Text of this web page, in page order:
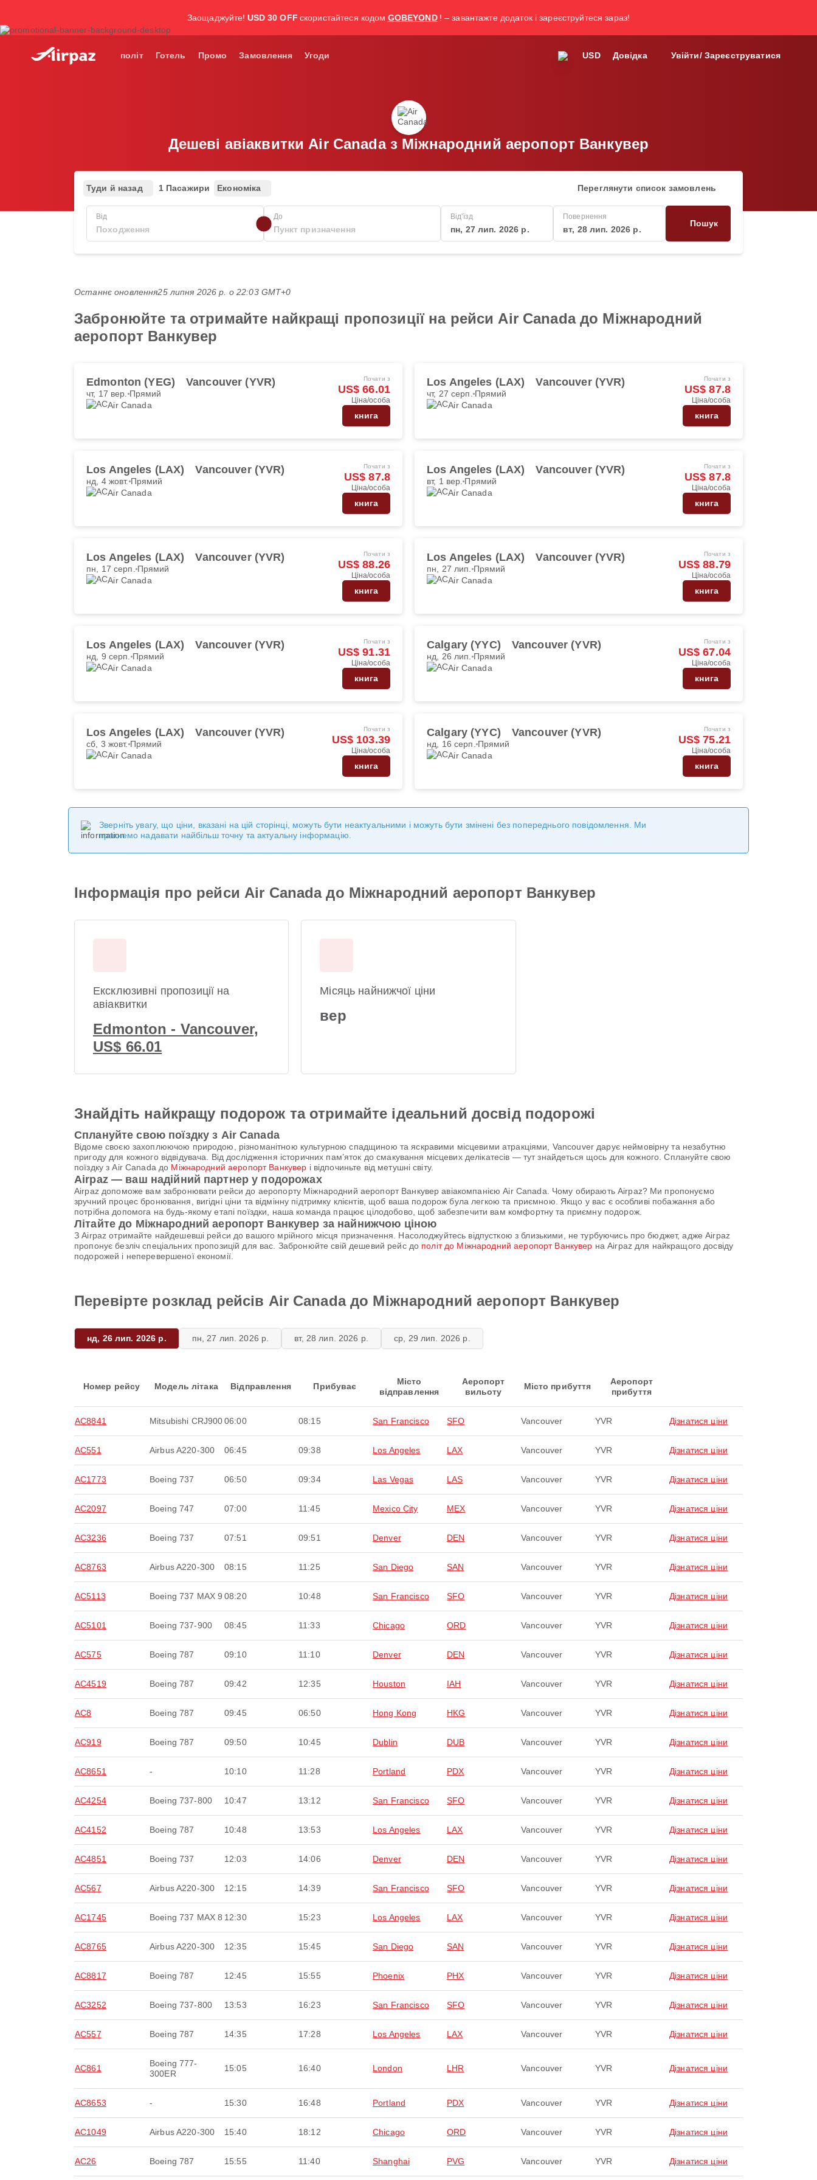
Заощаджуйте! USD 30 OFF скористайтеся кодом GOBEYOND ! – завантажте додаток і зареєструйтеся зараз!
політ Готель Промо Замовлення Угоди USD Довідка Увійти/ Зареєструватися
Дешеві авіаквитки Air Canada з Міжнародний аеропорт Ванкувер
Туди й назад 1 Пасажири Економіка Переглянути список замовлень
Від До Від'їзд
пн, 27 лип. 2026 р.
Повернення
вт, 28 лип. 2026 р.
Пошук
Останнє оновлення25 липня 2026 р. о 22:03 GMT+0
Забронюйте та отримайте найкращі пропозиції на рейси Air Canada до Міжнародний
аеропорт Ванкувер
Edmonton (YEG) Vancouver (YVR)
чт, 17 вер. Прямий
Air Canada
Почати з
US$ 66.01
Ціна/особа
книга
Los Angeles (LAX) Vancouver (YVR)
чт, 27 серп. Прямий
Air Canada
Почати з
US$ 87.8
Ціна/особа
книга
Los Angeles (LAX) Vancouver (YVR)
нд, 4 жовт. Прямий
Air Canada
Почати з
US$ 87.8
Ціна/особа
книга
Los Angeles (LAX) Vancouver (YVR)
вт, 1 вер. Прямий
Air Canada
Почати з
US$ 87.8
Ціна/особа
книга
Los Angeles (LAX) Vancouver (YVR)
пн, 17 серп. Прямий
Air Canada
Почати з
US$ 88.26
Ціна/особа
книга
Los Angeles (LAX) Vancouver (YVR)
пн, 27 лип. Прямий
Air Canada
Почати з
US$ 88.79
Ціна/особа
книга
Los Angeles (LAX) Vancouver (YVR)
нд, 9 серп. Прямий
Air Canada
Почати з
US$ 91.31
Ціна/особа
книга
Calgary (YYC) Vancouver (YVR)
нд, 26 лип. Прямий
Air Canada
Почати з
US$ 67.04
Ціна/особа
книга
Los Angeles (LAX) Vancouver (YVR)
сб, 3 жовт. Прямий
Air Canada
Почати з
US$ 103.39
Ціна/особа
книга
Calgary (YYC) Vancouver (YVR)
нд, 16 серп. Прямий
Air Canada
Почати з
US$ 75.21
Ціна/особа
книга
Зверніть увагу, що ціни, вказані на цій сторінці, можуть бути неактуальними і можуть бути змінені без попереднього повідомлення. Ми
прагнемо надавати найбільш точну та актуальну інформацію.
Інформація про рейси Air Canada до Міжнародний аеропорт Ванкувер
Ексклюзивні пропозиції на
авіаквитки
Edmonton - Vancouver,
US$ 66.01
Місяць найнижчої ціни
вер
Знайдіть найкращу подорож та отримайте ідеальний досвід подорожі
Сплануйте свою поїздку з Air Canada
Відоме своєю захоплюючою природою, різноманітною культурною спадщиною та яскравими місцевими атракціями, Vancouver дарує неймовірну та незабутню
пригоду для кожного відвідувача. Від дослідження історичних пам’яток до смакування місцевих делікатесів — тут знайдеться щось для кожного. Сплануйте свою
поїздку з Air Canada до Міжнародний аеропорт Ванкувер і відпочиньте від метушні світу.
Airpaz — ваш надійний партнер у подорожах
Airpaz допоможе вам забронювати рейси до аеропорту Міжнародний аеропорт Ванкувер авіакомпанією Air Canada. Чому обирають Airpaz? Ми пропонуємо
зручний процес бронювання, вигідні ціни та відмінну підтримку клієнтів, щоб ваша подорож була легкою та приємною. Якщо у вас є особливі побажання або
потрібна допомога на будь-якому етапі поїздки, наша команда працює цілодобово, щоб забезпечити вам комфортну та приємну подорож.
Літайте до Міжнародний аеропорт Ванкувер за найнижчою ціною
З Airpaz отримайте найдешевші рейси до вашого мрійного місця призначення. Насолоджуйтесь відпусткою з близькими, не турбуючись про бюджет, адже Airpaz
пропонує безліч спеціальних пропозицій для вас. Забронюйте свій дешевий рейс до політ до Міжнародний аеропорт Ванкувер на Airpaz для найкращого досвіду
подорожей і неперевершеної економії.
Перевірте розклад рейсів Air Canada до Міжнародний аеропорт Ванкувер
нд, 26 лип. 2026 р. пн, 27 лип. 2026 р. вт, 28 лип. 2026 р. ср, 29 лип. 2026 р.
Номер рейсу Модель літака Відправлення Прибуває
Місто
відправлення
Аеропорт
вильоту
Місто прибуття
Аеропорт
прибуття
AC8841 Mitsubishi CRJ90006:00 08:15 San Francisco SFO Vancouver YVR Дізнатися ціни
AC551 Airbus A220-300 06:45 09:38 Los Angeles LAX Vancouver YVR Дізнатися ціни
AC1773 Boeing 737 06:50 09:34 Las Vegas LAS Vancouver YVR Дізнатися ціни
AC2097 Boeing 747 07:00 11:45 Mexico City MEX Vancouver YVR Дізнатися ціни
AC3236 Boeing 737 07:51 09:51 Denver DEN Vancouver YVR Дізнатися ціни
AC8763 Airbus A220-300 08:15 11:25 San Diego SAN Vancouver YVR Дізнатися ціни
AC5113 Boeing 737 MAX 9 08:20 10:48 San Francisco SFO Vancouver YVR Дізнатися ціни
AC5101 Boeing 737-900 08:45 11:33 Chicago ORD Vancouver YVR Дізнатися ціни
AC575 Boeing 787 09:10 11:10 Denver DEN Vancouver YVR Дізнатися ціни
AC4519 Boeing 787 09:42 12:35 Houston IAH Vancouver YVR Дізнатися ціни
AC8 Boeing 787 09:45 06:50 Hong Kong HKG Vancouver YVR Дізнатися ціни
AC919 Boeing 787 09:50 10:45 Dublin DUB Vancouver YVR Дізнатися ціни
AC8651 - 10:10 11:28 Portland PDX Vancouver YVR Дізнатися ціни
AC4254 Boeing 737-800 10:47 13:12 San Francisco SFO Vancouver YVR Дізнатися ціни
AC4152 Boeing 787 10:48 13:53 Los Angeles LAX Vancouver YVR Дізнатися ціни
AC4851 Boeing 737 12:03 14:06 Denver DEN Vancouver YVR Дізнатися ціни
AC567 Airbus A220-300 12:15 14:39 San Francisco SFO Vancouver YVR Дізнатися ціни
AC1745 Boeing 737 MAX 8 12:30 15:23 Los Angeles LAX Vancouver YVR Дізнатися ціни
AC8765 Airbus A220-300 12:35 15:45 San Diego SAN Vancouver YVR Дізнатися ціни
AC8817 Boeing 787 12:45 15:55 Phoenix PHX Vancouver YVR Дізнатися ціни
AC3252 Boeing 737-800 13:53 16:23 San Francisco SFO Vancouver YVR Дізнатися ціни
AC557 Boeing 787 14:35 17:28 Los Angeles LAX Vancouver YVR Дізнатися ціни
AC861
Boeing 777-
300ER
15:05 16:40 London LHR Vancouver YVR Дізнатися ціни
AC8653 - 15:30 16:48 Portland PDX Vancouver YVR Дізнатися ціни
AC1049 Airbus A220-300 15:40 18:12 Chicago ORD Vancouver YVR Дізнатися ціни
AC26 Boeing 787 15:55 11:40 Shanghai PVG Vancouver YVR Дізнатися ціни